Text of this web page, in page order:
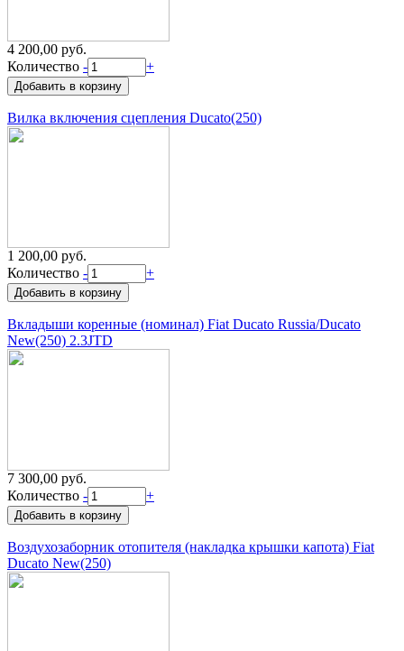
4 200,00 руб.
Количество - +
Вилка включения сцепления Ducato(250)
1 200,00 руб.
Количество - +
Вкладыши коренные (номинал) Fiat Ducato Russia/Ducato
New(250) 2.3JTD
7 300,00 руб.
Количество - +
Воздухозаборник отопителя (накладка крышки капота) Fiat
Ducato New(250)